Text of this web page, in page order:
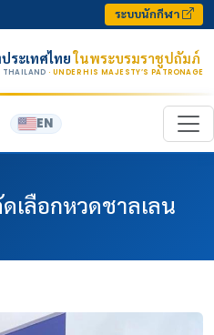
ระบบนักกีฬา
ระเทศไทยในพระบรมราชูปถัมภ์
THAILAND · UNDER HIS MAJESTY’S PATRONAGE
EN
เลือกหวดชาลเลน